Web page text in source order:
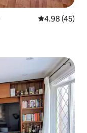
レビュー45
4.98 (45)